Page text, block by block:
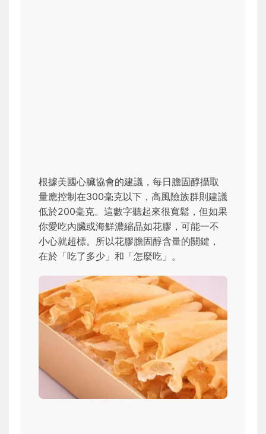
根據美國心臟協會的建議，每日膽固醇攝取
量應控制在300毫克以下，高風險族群則建議
低於200毫克。這數字聽起來很寬鬆，但如果
你愛吃內臟或海鮮濃縮品如花膠，可能一不
小心就超標。所以花膠膽固醇含量的關鍵，
在於「吃了多少」和「怎麼吃」。